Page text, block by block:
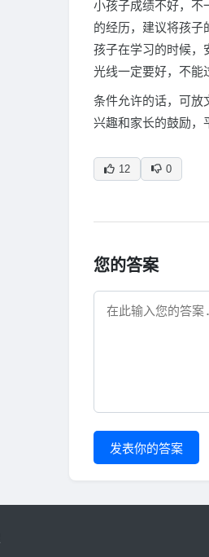
小孩子成绩不好，不
的经历，建议将孩子
孩子在学习的时候，
光线一定要好，不能
条件允许的话，可放
兴趣和家长的鼓励，
12 0
您的答案
发表你的答案